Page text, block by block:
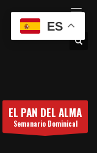
EL PAN DEL ALMA
Semanario Dominical
ES